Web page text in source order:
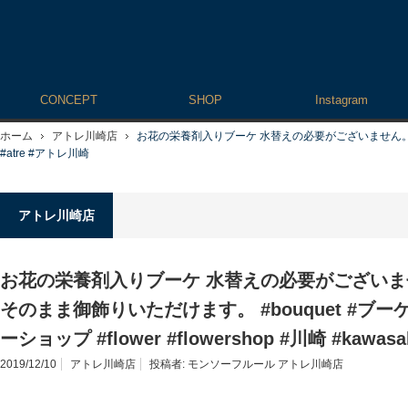
CONCEPT SHOP Instagram
ホーム アトレ川崎店
お花の栄養剤入りブーケ 水替えの必要がございませ
#atre #アトレ川崎
アトレ川崎店
お花の栄養剤入りブーケ 水替えの必要がござい
そのまま御飾りいただけます。 #bouquet #ブー
ーショップ #flower #flowershop #川崎
2019/12/10 アトレ川崎店 投稿者: モンソーフルール アトレ川崎店